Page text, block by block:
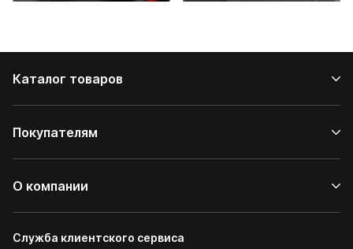
Каталог товаров
Покупателям
О компании
Служба клиентского сервиса